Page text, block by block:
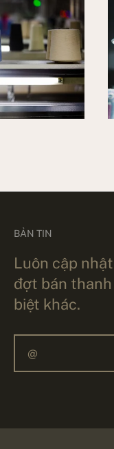
BẢN TIN
Luôn cập
đợt bán
biệt khác.